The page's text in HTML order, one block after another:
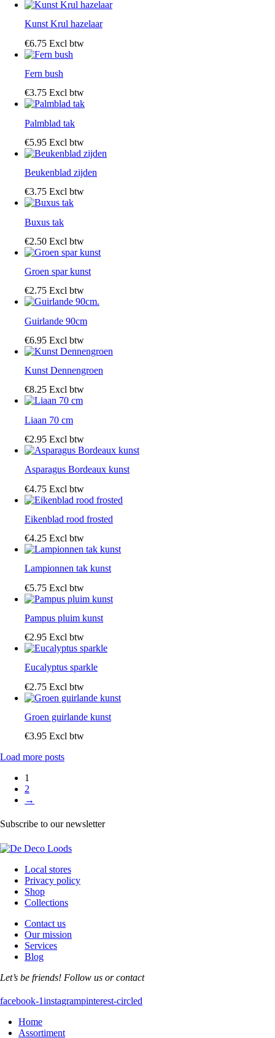
Kunst Krul hazelaar
€6.75 Excl btw
Fern bush
€3.75 Excl btw
Palmblad tak
€5.95 Excl btw
Beukenblad zijden
€3.75 Excl btw
Buxus tak
€2.50 Excl btw
Groen spar kunst
€2.75 Excl btw
Guirlande 90cm
€6.95 Excl btw
Kunst Dennengroen
€8.25 Excl btw
Liaan 70 cm
€2.95 Excl btw
Asparagus Bordeaux kunst
€4.75 Excl btw
Eikenblad rood frosted
€4.25 Excl btw
Lampionnen tak kunst
€5.75 Excl btw
Pampus pluim kunst
€2.95 Excl btw
Eucalyptus sparkle
€2.75 Excl btw
Groen guirlande kunst
€3.95 Excl btw
Load more posts
1
2
→
Subscribe to our newsletter
Local stores
Privacy policy
Shop
Collections
Contact us
Our mission
Services
Blog
Let’s be friends! Follow us or contact
facebook-1instagrampinterest-circled
Home
Assortiment